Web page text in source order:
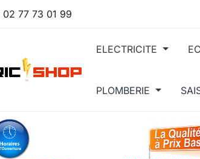
02 77 73 01 99
ELECTRICITE
PLOMBERIE